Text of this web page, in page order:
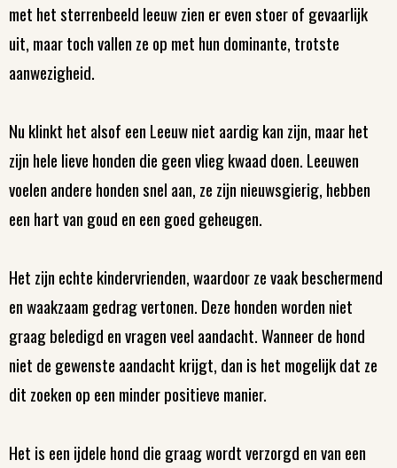
met het sterrenbeeld leeuw zien er even stoer of gevaarlijk
uit, maar toch vallen ze op met hun dominante, trotste
aanwezigheid.
Nu klinkt het alsof een Leeuw niet aardig kan zijn, maar het
zijn hele lieve honden die geen vlieg kwaad doen. Leeuwen
voelen andere honden snel aan, ze zijn nieuwsgierig, hebben
een hart van goud en een goed geheugen.
Het zijn echte kindervrienden, waardoor ze vaak beschermend
en waakzaam gedrag vertonen. Deze honden worden niet
graag beledigd en vragen veel aandacht. Wanneer de hond
niet de gewenste aandacht krijgt, dan is het mogelijk dat ze
dit zoeken op een minder positieve manier.
Het is een ijdele hond die graag wordt verzorgd en van een